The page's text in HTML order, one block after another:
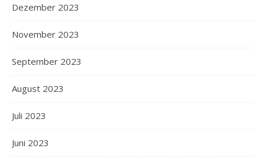
Dezember 2023
November 2023
September 2023
August 2023
Juli 2023
Juni 2023